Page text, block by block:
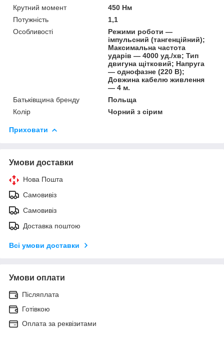
Крутний момент
450 Нм
Потужність
1,1
Особливості
Режими роботи —
імпульсний (тангенційний);
Максимальна частота
ударів — 4000 уд./хв; Тип
двигуна щітковий; Напруга
— однофазне (220 В);
Довжина кабелю живлення
— 4 м.
Батьківщина бренду
Польща
Колір
Чорний з сірим
Приховати
Умови доставки
Нова Пошта
Самовивіз
Самовивіз
Доставка поштою
Всі умови доставки
Умови оплати
Післяплата
Готівкою
Оплата за реквізитами